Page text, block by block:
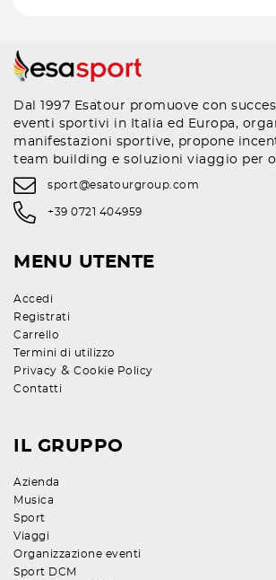
Dal 1997 Esatour promuove con
eventi sportivi in Italia ed Europa,
manifestazioni sportive, propone
team building e soluzioni viaggio per
sport@esatourgroup.com
+39 0721 404959
MENU UTENTE
Accedi
Registrati
Carrello
Termini di utilizzo
Privacy & Cookie Policy
Contatti
IL GRUPPO
Azienda
Musica
Sport
Viaggi
Organizzazione eventi
Sport DCM